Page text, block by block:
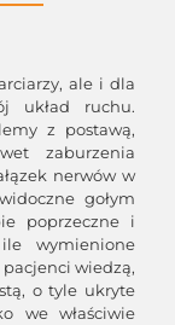
ale i dla
układ ruchu.
z postawą,
zaburzenia
nerwów w
gołym
poprzeczne i
wymienione
pacjenci wiedzą,
o tyle ukryte
we właściwie